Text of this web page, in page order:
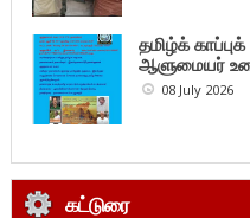
தமிழ்க்
ஆளுமையர்
08 July 2026
கட்டுரை